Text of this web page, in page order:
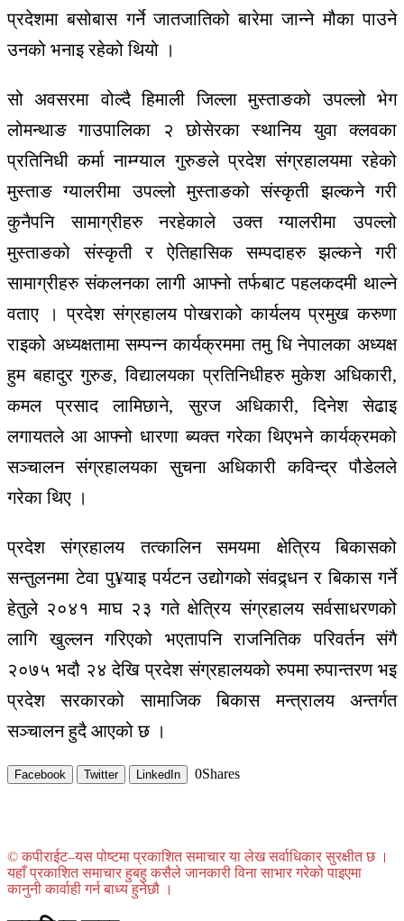
प्रदेशमा बसोबास गर्ने जातजातिको बारेमा जान्ने मौका पाउने
उनको भनाइ रहेको थियो ।
सो अवसरमा वोल्दै हिमाली जिल्ला मुस्ताङको उपल्लो भेग
लोमन्थाङ गाउपालिका २ छोसेरका स्थानिय युवा क्लवका
प्रतिनिधी कर्मा नाम्ग्याल गुरुङले प्रदेश संग्रहालयमा रहेको
मुस्ताङ ग्यालरीमा उपल्लो मुस्ताङको संस्कृती झल्कने गरी
कुनैपनि सामाग्रीहरु नरहेकाले उक्त ग्यालरीमा उपल्लो
मुस्ताङको संस्कृती र ऐतिहासिक सम्पदाहरु झल्कने गरी
सामाग्रीहरु संकलनका लागी आफ्नो तर्फबाट पहलकदमी थाल्ने
वताए । प्रदेश संग्रहालय पोखराको कार्यलय प्रमुख करुणा
राइको अध्यक्षतामा सम्पन्न कार्यक्रममा तमु धि नेपालका अध्यक्ष
हुम बहादुर गुरुङ, विद्यालयका प्रतिनिधीहरु मुकेश अधिकारी,
कमल प्रसाद लामिछाने, सुरज अधिकारी, दिनेश सेढाइ
लगायतले आ आफ्नो धारणा ब्यक्त गरेका थिएभने कार्यक्रमको
सञ्चालन संग्रहालयका सुचना अधिकारी कविन्द्र पौडेलले
गरेका थिए ।
प्रदेश संग्रहालय तत्कालिन समयमा क्षेत्रिय बिकासको
सन्तुलनमा टेवा पु¥याइ पर्यटन उद्योगको संवद्र्धन र बिकास गर्ने
हेतुले २०४१ माघ २३ गते क्षेत्रिय संग्रहालय सर्वसाधरणको
लागि खुल्लन गरिएको भएतापनि राजनितिक परिवर्तन संगै
२०७५ भदौ २४ देखि प्रदेश संग्रहालयको रुपमा रुपान्तरण भइ
प्रदेश सरकारको सामाजिक बिकास मन्त्रालय अन्तर्गत
सञ्चालन हुदै आएको छ ।
Facebook Twitter LinkedIn 0Shares
© कपीराईट–यस पोष्टमा प्रकाशित समाचार या लेख सर्वाधिकार सुरक्षीत छ ।
यहाँ प्रकाशित समाचार हुबहु कसैले जानकारी विना साभार गरेको पाइएमा
कानुनी कार्वाही गर्न बाध्य हुनेछौ ।